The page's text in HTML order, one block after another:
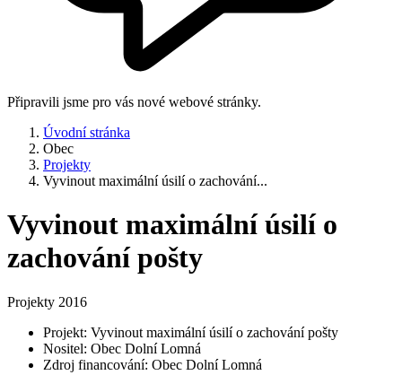
Připravili jsme pro vás nové webové stránky.
Úvodní stránka
Obec
Projekty
Vyvinout maximální úsilí o zachování...
Vyvinout maximální úsilí o
zachování pošty
Projekty 2016
Projekt: Vyvinout maximální úsilí o zachování pošty
Nositel: Obec Dolní Lomná
Zdroj financování: Obec Dolní Lomná